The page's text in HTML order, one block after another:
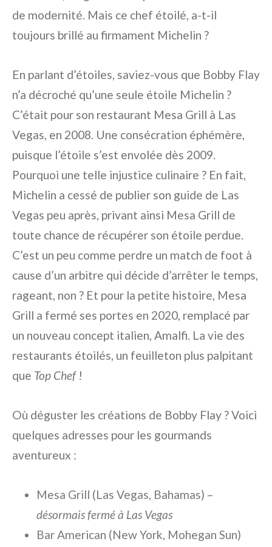
de modernité. Mais ce chef étoilé, a-t-il
toujours brillé au firmament Michelin ?
En parlant d’étoiles, saviez-vous que Bobby Flay
n’a décroché qu’une seule étoile Michelin ?
C’était pour son restaurant Mesa Grill à Las
Vegas, en 2008. Une consécration éphémère,
puisque l’étoile s’est envolée dès 2009.
Pourquoi une telle injustice culinaire ? En fait,
Michelin a cessé de publier son guide de Las
Vegas peu après, privant ainsi Mesa Grill de
toute chance de récupérer son étoile perdue.
C’est un peu comme perdre un match de foot à
cause d’un arbitre qui décide d’arrêter le temps,
rageant, non ? Et pour la petite histoire, Mesa
Grill a fermé ses portes en 2020, remplacé par
un nouveau concept italien, Amalfi. La vie des
restaurants étoilés, un feuilleton plus palpitant
que Top Chef!
Où déguster les créations de Bobby Flay ? Voici
quelques adresses pour les gourmands
aventureux :
Mesa Grill (Las Vegas, Bahamas) –
désormais fermé à Las Vegas
Bar American (New York, Mohegan Sun)